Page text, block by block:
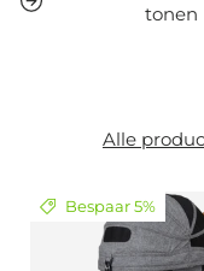
tonen
Alle
Bespaar 5%